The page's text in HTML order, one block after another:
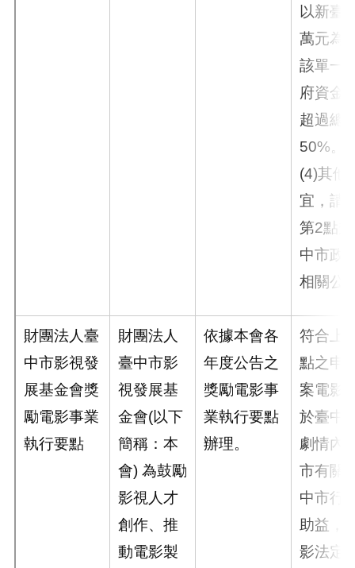
以新臺
萬元為
該單一
府資金
超過總
50%。
(4)其他
宜，請
第2點
中市政
相關公
財團法人臺
中市影視發
展基金會獎
勵電影事業
執行要點
財團法人
臺中市影
視發展基
金會(以下
簡稱：本
會) 為鼓勵
影視人才
創作、推
動電影製
依據本會各
年度公告之
獎勵電影事
業執行要點
辦理。
符合上
點之申
案電影
於臺中
劇情內
市有關
中市行
助益，
影法定